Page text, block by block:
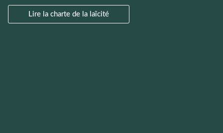
Lire la charte de la laïcité